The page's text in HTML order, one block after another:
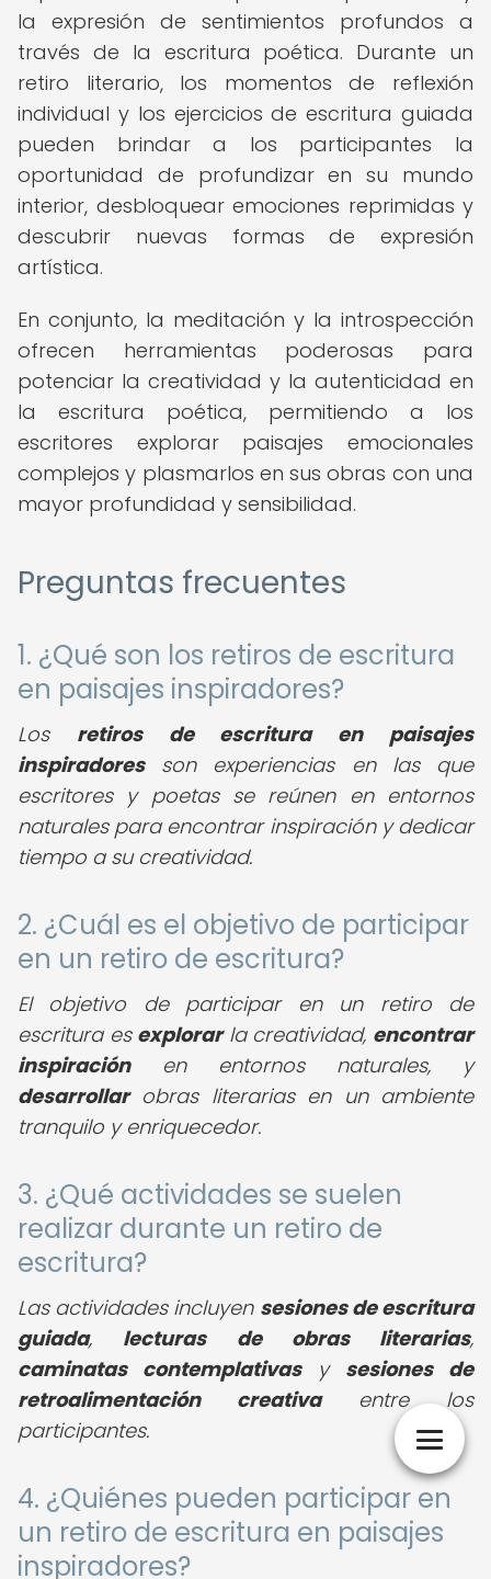
la expresión de sentimientos profundos a
través de la escritura poética. Durante un
retiro literario, los momentos de reflexión
individual y los ejercicios de escritura guiada
pueden brindar a los participantes la
oportunidad de profundizar en su mundo
interior, desbloquear emociones reprimidas y
descubrir nuevas formas de expresión
artística.
En conjunto, la meditación y la introspección
ofrecen herramientas poderosas para
potenciar la creatividad y la autenticidad en
la escritura poética, permitiendo a los
escritores explorar paisajes emocionales
complejos y plasmarlos en sus obras con una
mayor profundidad y sensibilidad.
Preguntas frecuentes
1. ¿Qué son los retiros de escritura
en paisajes inspiradores?
Los retiros de escritura en paisajes
inspiradoresson experiencias en las que
escritores y poetas se reúnen en entornos
naturales para encontrar inspiración y dedicar
tiempo a su creatividad.
2. ¿Cuál es el objetivo de participar
en un retiro de escritura?
El objetivo de participar en un retiro de
escritura es explorarla creatividad, encontrar
inspiraciónen entornos naturales, y
desarrollarobras literarias en un ambiente
tranquilo y enriquecedor.
3. ¿Qué actividades se suelen
realizar durante un retiro de
escritura?
Las actividades incluyen sesiones de escritura
guiada, lecturas de obras literarias,
caminatas contemplativasy sesiones de
retroalimentación creativaentre los
participantes.
4. ¿Quiénes pueden participar en
un retiro de escritura en paisajes
inspiradores?